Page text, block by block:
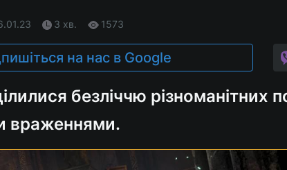
3 хв. 1573
на нас в Google
безліччю різноманітних
враженнями.